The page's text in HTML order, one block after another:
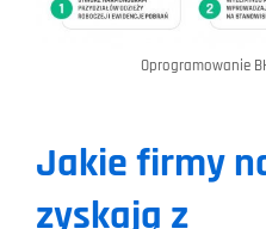
Oprogramowanie
Jakie firmy
zyskają z